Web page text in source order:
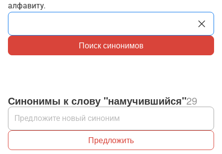
алфавиту.
Поиск синонимов
Синонимы к слову "намучившийся"29
Предложить